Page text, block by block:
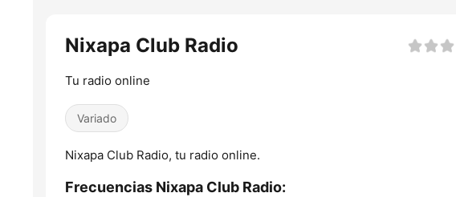
Nixapa Club Radio
Tu radio online
Variado
Nixapa Club Radio, tu radio online.
Frecuencias Nixapa Club Radio: